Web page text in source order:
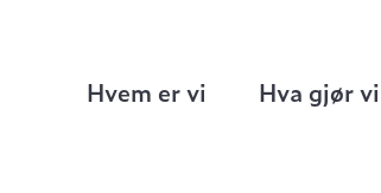
Hvem er vi Hva gjør vi